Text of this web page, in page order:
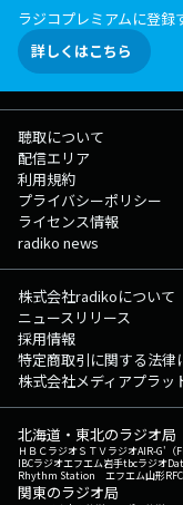
ラジコプレミアムに登
詳しくはこちら
聴取について
配信エリア
利用規約
プライバシーポリシー
ライセンス情報
radiko news
株式会社radikoについて
ニュースリリース
採用情報
特定商取引に関する法律
株式会社メディアプラッ
北海道・東北のラジオ局
ＨＢＣラジオＳＴＶラジオAIR-G'（
IBCラジオエフエム岩手tbcラジオ
Rhythm Station エフエム山形
関東のラジオ局